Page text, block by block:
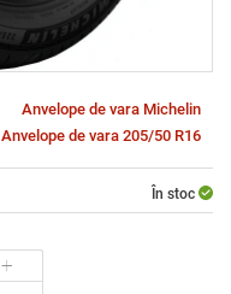
Anvelope de vara Michelin
Anvelope de vara 205/50 R16
În stoc
+